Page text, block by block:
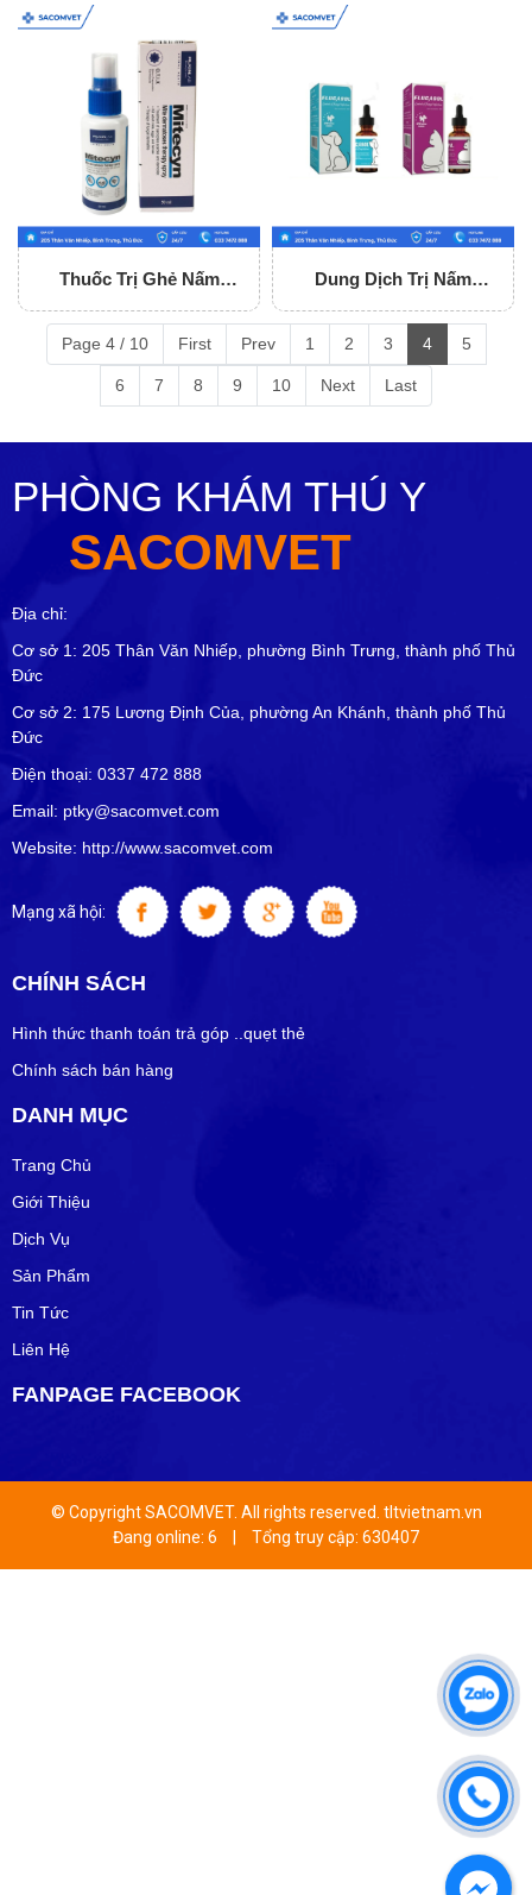
Cho Chó Mèo
Thuốc Trị Ghẻ Nấm
Dung Dịch Trị Nấm
Page 4 / 10 First Prev 1 2 3 4 5
6 7 8 9 10 Next Last
PHÒNG KHÁM THÚ Y
SACOMVET
Địa chỉ:
Cơ sở 1: 205 Thân Văn Nhiếp, phường Bình Trưng, thành phố Thủ
Đức
Cơ sở 2: 175 Lương Định Của, phường An Khánh, thành phố Thủ
Đức
Điện thoại: 0337 472 888
Email: ptky@sacomvet.com
Website: http://www.sacomvet.com
Mạng xã hội:
CHÍNH SÁCH
Hình thức thanh toán trả góp ..quẹt thẻ
Chính sách bán hàng
DANH MỤC
Trang Chủ
Giới Thiệu
Dịch Vụ
Sản Phẩm
Tin Tức
Liên Hệ
FANPAGE FACEBOOK
© Copyright SACOMVET. All rights reserved. tltvietnam.vn
Đang online: 6
| Tổng truy cập: 630407